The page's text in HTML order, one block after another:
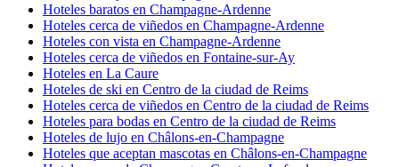
Hoteles baratos en Champagne-Ardenne
Hoteles cerca de viñedos en Champagne-Ardenne
Hoteles con vista en Champagne-Ardenne
Hoteles cerca de viñedos en Fontaine-sur-Ay
Hoteles en La Caure
Hoteles de ski en Centro de la ciudad de Reims
Hoteles cerca de viñedos en Centro de la ciudad de Reims
Hoteles para bodas en Centro de la ciudad de Reims
Hoteles de lujo en Châlons-en-Champagne
Hoteles que aceptan mascotas en Châlons-en-Champagne